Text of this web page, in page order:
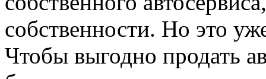
собственности. Но это
Чтобы выгодно продать